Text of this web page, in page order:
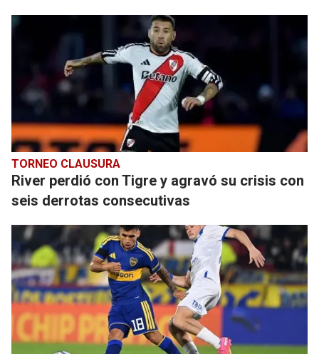
TORNEO CLAUSURA
River perdió con Tigre y agravó su crisis con
seis derrotas consecutivas